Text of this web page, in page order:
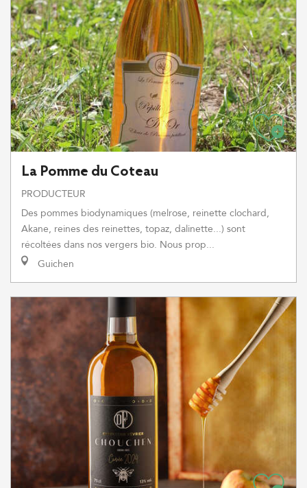
La Pomme du Coteau
PRODUCTEUR
Des pommes biodynamiques (melrose, reinette clochard,
Akane, reines des reinettes, topaz, dalinette...) sont
récoltées dans nos vergers bio. Nous prop...
Guichen